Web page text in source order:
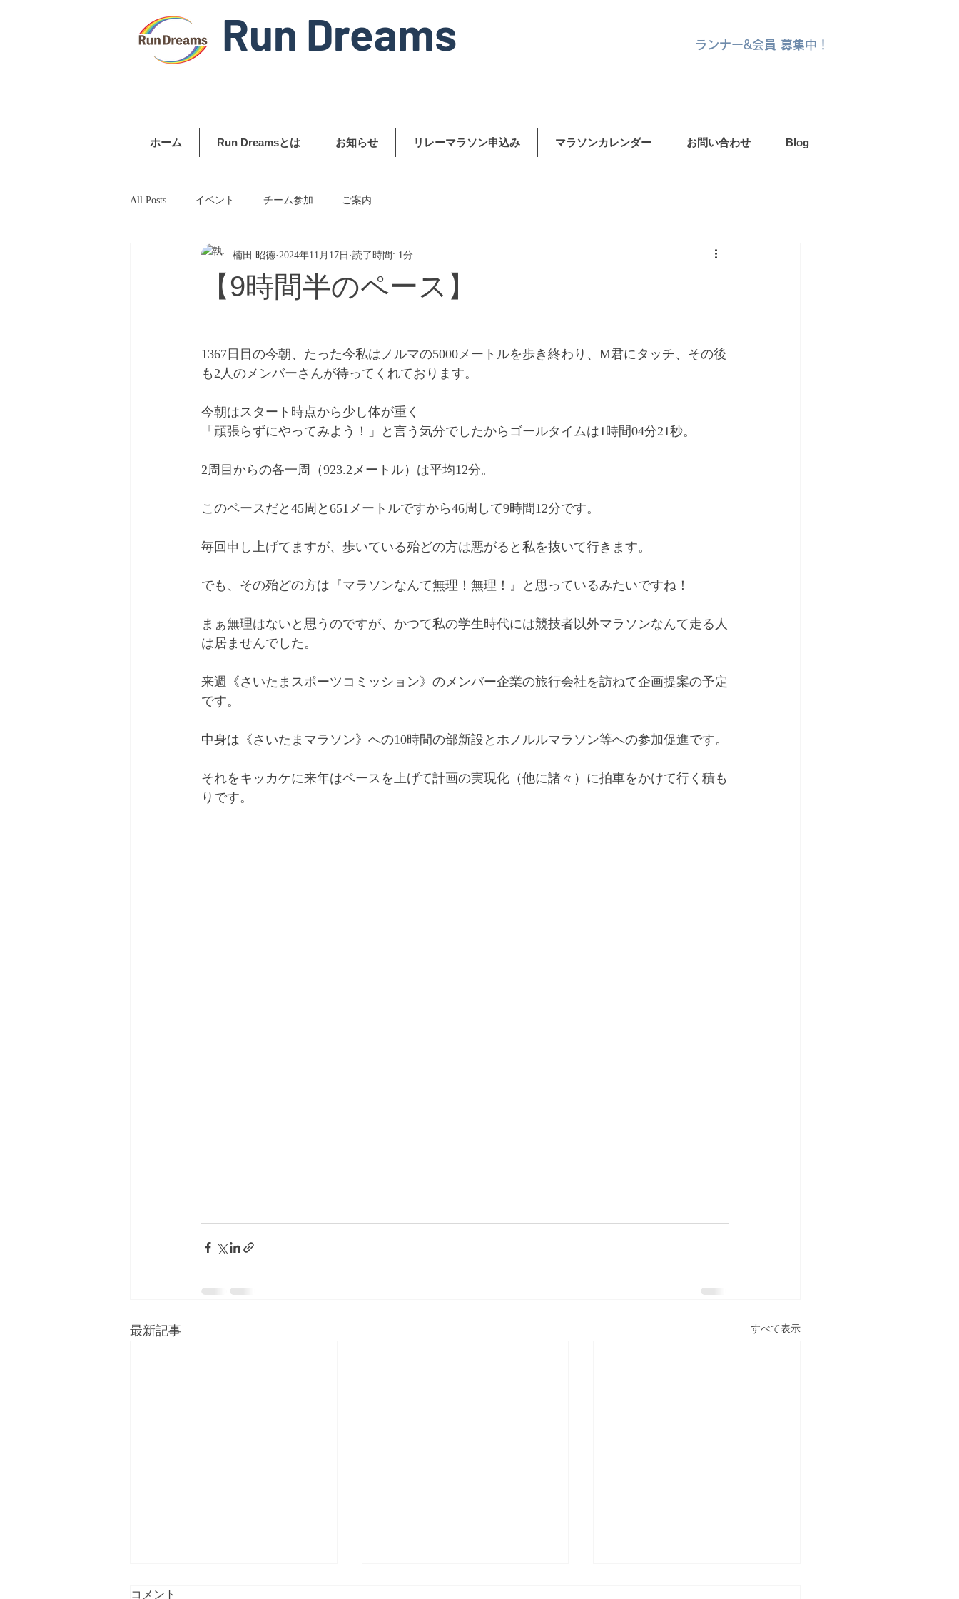
Run Dreams ランナー&会員 募集中！
ホーム Run Dreamsとは お知らせ リレーマラソン申込み マラソンカレンダー お問い合わせ Blog
All Posts イベント チーム参加 ご案内
【9時間半のペース】
楠田 昭徳 2024年11月17日 読了時間: 1分
1367日目の今朝、たった今私はノルマの5000メートルを歩き終わり、M君にタッチ、その後
も2人のメンバーさんが待ってくれております。
今朝はスタート時点から少し体が重く
「頑張らずにやってみよう！」と言う気分でしたからゴールタイムは1時間04分21秒。
2周目からの各一周（923.2メートル）は平均12分。
このペースだと45周と651メートルですから46周して9時間12分です。
毎回申し上げてますが、歩いている殆どの方は悪がると私を抜いて行きます。
でも、その殆どの方は『マラソンなんて無理！無理！』と思っているみたいですね！
まぁ無理はないと思うのですが、かつて私の学生時代には競技者以外マラソンなんて走る人
は居ませんでした。
来週《さいたまスポーツコミッション》のメンバー企業の旅行会社を訪ねて企画提案の予定
です。
中身は《さいたまマラソン》への10時間の部新設とホノルルマラソン等への参加促進です。
それをキッカケに来年はペースを上げて計画の実現化（他に諸々）に拍車をかけて行く積も
りです。
最新記事 すべて表示
コメント